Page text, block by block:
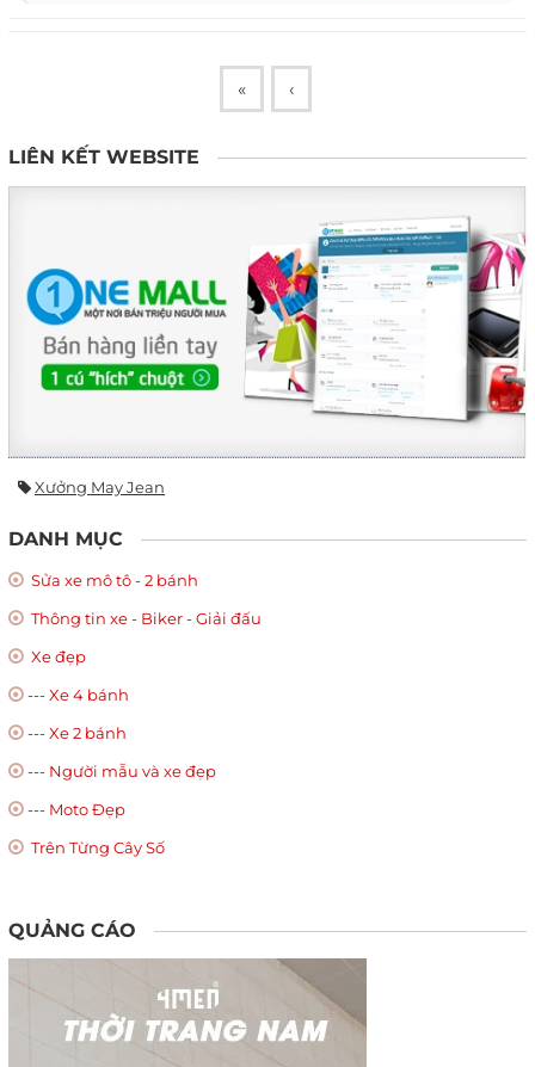
« ‹
LIÊN KẾT WEBSITE
Xưởng May Jean
DANH MỤC
Sửa xe mô tô - 2 bánh
Thông tin xe - Biker - Giải đấu
Xe đẹp
--- Xe 4 bánh
--- Xe 2 bánh
--- Người mẫu và xe đẹp
--- Moto Đẹp
Trên Từng Cây Số
QUẢNG CÁO